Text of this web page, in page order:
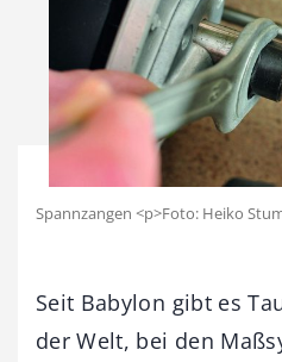
Spannzangen <p>Foto: Heiko
Seit Babylon gibt es
der Welt, bei den